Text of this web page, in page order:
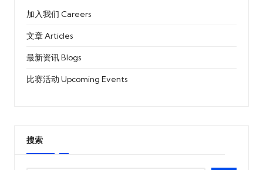
加入我们 Careers
文章 Articles
最新资讯 Blogs
比赛活动 Upcoming Events
搜索